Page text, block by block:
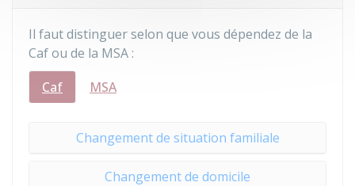
Il faut distinguer selon que vous dépendez de la
Cafou de la MSA :
Caf
MSA
Changement de situation familiale
Changement de domicile